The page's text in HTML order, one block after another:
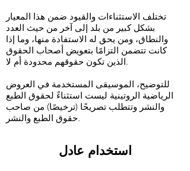
تختلف الاستثناءات والقيود ضمن هذا المعيار
بشكل كبير من بلد إلى آخر من حيث العدد
والنطاق، ومن يحق له الاستفادة منها، وما إذا
كانت تتضمن التزامًا بتعويض أصحاب الحقوق
الذين تكون حقوقهم محدودة أم لا.
للتوضيح، الموسيقى المستخدمة في العروض
الرياضية الروتينية ليست استثناءً لحقوق الطبع
والنشر وتتطلب تصريحًا (ترخيصًا) من صاحب
حقوق الطبع والنشر.
استخدام عادل